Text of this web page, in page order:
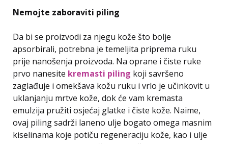
Nemojte zaboraviti piling
Da bi se proizvodi za njegu kože što bolje
apsorbirali, potrebna je temeljita priprema ruku
prije nanošenja proizvoda. Na oprane i čiste ruke
prvo nanesite kremasti piling koji savršeno
zaglađuje i omekšava kožu ruku i vrlo je učinkovit u
uklanjanju mrtve kože, dok će vam kremasta
emulzija pružiti osjećaj glatke i čiste kože. Naime,
ovaj piling sadrži laneno ulje bogato omega masnim
kiselinama koje potiču regeneraciju kože, kao i ulje